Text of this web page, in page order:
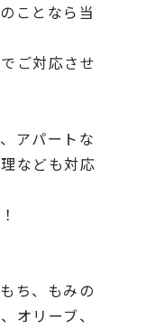
ことなら当
ご対応させ
アパートな
なども対応
ち、もみの
オリーブ、